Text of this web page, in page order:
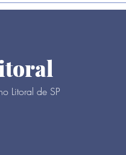
Litoral de SP